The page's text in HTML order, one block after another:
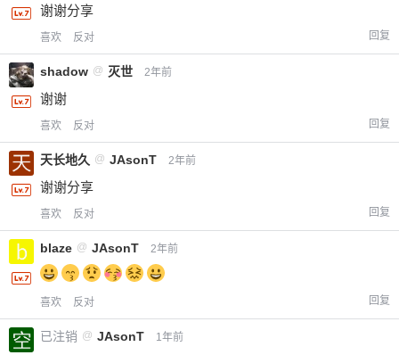
立刻支付
谢谢分享
喜欢 反对 回复
shadow @ 灭世 2年前
谢谢
喜欢 反对 回复
天长地久 @ JAsonT 2年前
谢谢分享
喜欢 反对 回复
blaze @ JAsonT 2年前
喜欢 反对 回复
已注销 @ JAsonT 1年前
您没有权限发布内容，请购买会员或者提升权
忘记密码？找回 已有帐号？登录